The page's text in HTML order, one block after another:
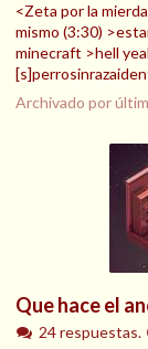
<Zeta por la
mismo (3:30)
minecraft >hell
Archivado por
Que hace el
24 respuestas.